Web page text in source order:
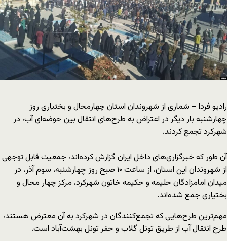
رادیو فردا – شماری از شهروندان استان چهارمحال و بختیاری روز
چهارشنبه بار دیگر در اعتراض به طرح‌های انتقال بین حوضه‌ای آب، در
شهرکرد تجمع کردند.
آن‌ طور که خبرگزاری‌های داخل ایران گزارش کرده‌اند، جمعیت قابل توجهی
از شهروندان این استان، از ساعت ۱۰ صبح روز چهارشنبه، سوم آذر، در
میدان امامزادگان حلیمه و حکیمه خاتون شهرکرد، مرکز چهار محال و
بختیاری جمع شده‌اند.
مهم‌ترین طرح‌هایی که تجمع‌کنندگان در شهرکرد به آن معترض هستند،
طرح انتقال آب از طریق تونل گلاب و حفر تونل بهشت‌آباد است.